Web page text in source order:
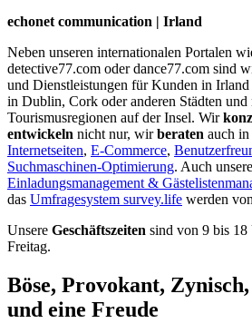
echonet communication | Irland
Neben unseren internationalen Portalen
detective77.com oder dance77.com sind
und Dienstleistungen für Kunden in
in Dublin, Cork oder anderen Städten und
Tourismusregionen auf der Insel. Wir
entwickeln nicht nur, wirberaten auch in
Internetseiten, E-Commerce,
Suchmaschinen-Optimierung. Auch
Einladungsmanagement &
das Umfragesystem survey.life werden
Unsere Geschäftszeiten sind von 9 bis
Freitag.
Böse, Provokant,
und eine Freude